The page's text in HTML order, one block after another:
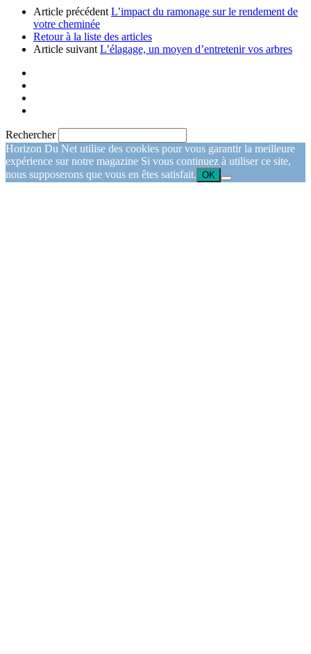
Article précédent L’impact du ramonage sur le rendement de
votre cheminée
Retour à la liste des articles
Article suivant L’élagage, un moyen d’entretenir vos arbres
Rechercher
Horizon Du Net utilise des cookies pour vous garantir la meilleure
expérience sur notre magazine Si vous continuez à utiliser ce site,
nous supposerons que vous en êtes satisfait. OK